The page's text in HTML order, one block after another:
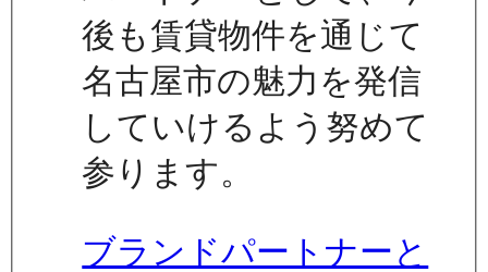
後も賃貸物件を通じて
名古屋市の魅力を発信
していけるよう努めて
参ります。
ブランドパートナーと